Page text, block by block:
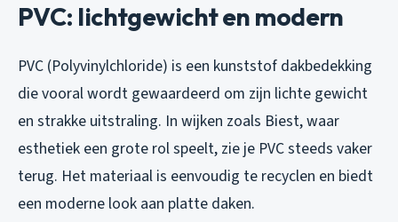
PVC: lichtgewicht en modern
PVC (Polyvinylchloride) is een kunststof dakbedekking
die vooral wordt gewaardeerd om zijn lichte gewicht
en strakke uitstraling. In wijken zoals Biest, waar
esthetiek een grote rol speelt, zie je PVC steeds vaker
terug. Het materiaal is eenvoudig te recyclen en biedt
een moderne look aan platte daken.